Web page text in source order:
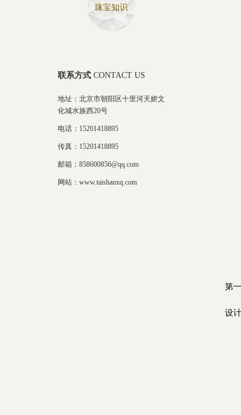
珠宝知识
联系方式 CONTACT US
地址：北京市朝阳区十里河天娇文
化城水族西20号
电话：15201418895
传真：15201418895
邮箱：858600856@qq.com
网站：www.taishanxq.com
第一
设计师